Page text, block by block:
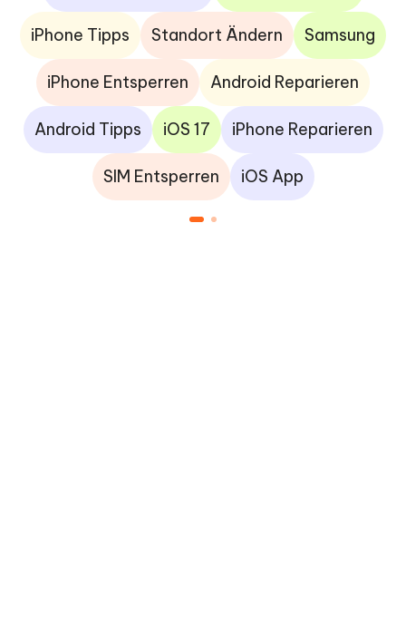
iPhone Tipps Standort Ändern Samsung
iPhone Entsperren Android Reparieren
Android Tipps iOS 17 iPhone Reparieren
SIM Entsperren iOS App